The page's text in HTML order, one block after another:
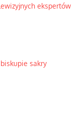
ekspertów
sakry